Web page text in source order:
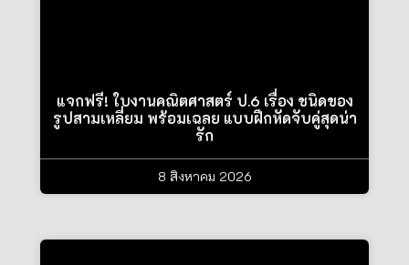
แจกฟรี! ใบงานคณิตศาสตร์ ป.6 เรื่อง ชนิดของ
รูปสามเหลี่ยม พร้อมเฉลย แบบฝึกหัดจับคู่สุดน่า
รัก
8 สิงหาคม 2026